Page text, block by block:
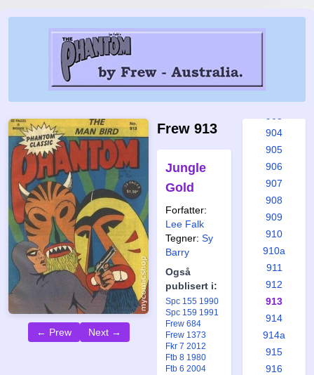
← Prew Next →
Frew 913
Jungle
Gold
Forfatter:
Lee Falk
Tegner: Sy
Barry
Også
publisert i:
Spc 155 1990
Spc 159 1991
Frew 684
Frew 1373
Fkr 7 2012
Ftb 8 1980
Ftb 6 2004
898
904
905
906
907
908
909
910
910a
911
912
913
914
914a
915
916